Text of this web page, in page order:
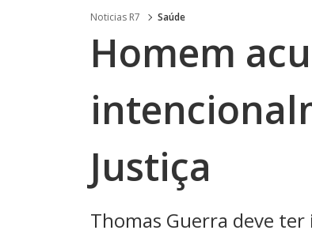
Noticias R7 Saúde
Homem
Justiça
Thomas Guerra deve